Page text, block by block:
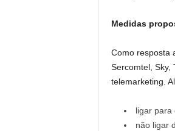
Medidas
Como resposta
Sercomtel, Sky,
telemarketing.
ligar para
não ligar